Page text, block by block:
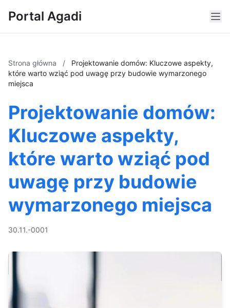
Portal Agadi
Strona główna /
Projektowanie domów: Kluczowe aspekty,
które warto wziąć pod uwagę przy budowie wymarzonego
miejsca
Projektowanie domów:
Kluczowe aspekty,
które warto wziąć pod
uwagę przy budowie
wymarzonego miejsca
30.11.-0001